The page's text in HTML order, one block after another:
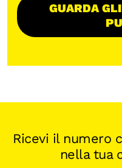
GUARDA
Ricevi il numero
nella tua